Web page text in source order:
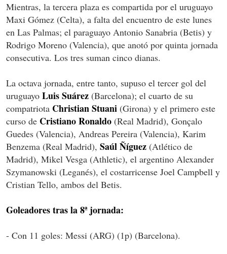
Mientras, la tercera plaza es compartida por el uruguayo
Maxi Gómez (Celta), a falta del encuentro de este lunes
en Las Palmas; el paraguayo Antonio Sanabria (Betis) y
Rodrigo Moreno (Valencia), que anotó por quinta jornada
consecutiva. Los tres suman cinco dianas.
La octava jornada, entre tanto, supuso el tercer gol del
uruguayo Luis Suárez (Barcelona); el cuarto de su
compatriota Christian Stuani (Girona) y el primero este
curso de Cristiano Ronaldo (Real Madrid), Gonçalo
Guedes (Valencia), Andreas Pereira (Valencia), Karim
Benzema (Real Madrid), Saúl Ñíguez (Atlético de
Madrid), Mikel Vesga (Athletic), el argentino Alexander
Szymanowski (Leganés), el costarricense Joel Campbell y
Cristian Tello, ambos del Betis.
Goleadores tras la 8ª jornada:
- Con 11 goles: Messi (ARG) (1p) (Barcelona).